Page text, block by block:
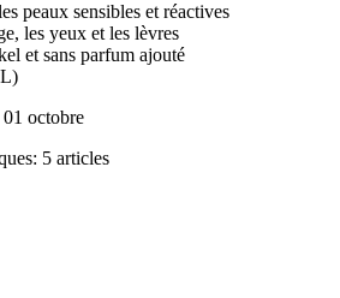
peaux sensibles et réactives
les yeux et les lèvres
et sans parfum ajouté
octobre
5 articles